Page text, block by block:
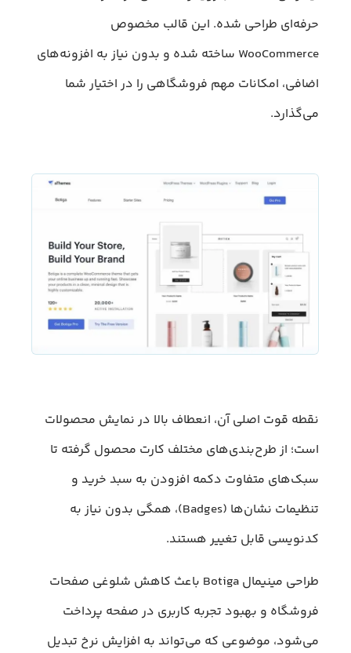
حرفه‌ای طراحی شده. این قالب مخصوص
WooCommerce ساخته شده و بدون نیاز به افزونه‌های
اضافی، امکانات مهم فروشگاهی را در اختیار شما
می‌گذارد.
نقطه قوت اصلی آن، انعطاف بالا در نمایش محصولات
است؛ از طرح‌بندی‌های مختلف کارت محصول گرفته تا
سبک‌های متفاوت دکمه افزودن به سبد خرید و
تنظیمات نشان‌ها (Badges)، همگی بدون نیاز به
کدنویسی قابل تغییر هستند.
طراحی مینیمال Botiga باعث کاهش شلوغی صفحات
فروشگاه و بهبود تجربه کاربری در صفحه پرداخت
می‌شود، موضوعی که می‌تواند به افزایش نرخ تبدیل